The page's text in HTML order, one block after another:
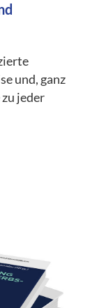
und, ganz
jeder